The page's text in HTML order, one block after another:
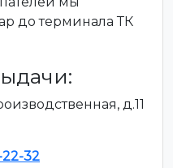
до терминала ТК
д.11
22-32